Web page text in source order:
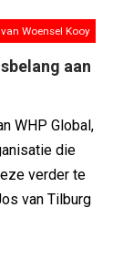
Woensel Kooy
aan
WHP Global,
die
verder te
van Tilburg